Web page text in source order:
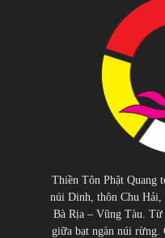
Thiền Tôn Phật Quang
núi Dinh, thôn Chu
Bà Rịa – Vũng Tàu. Từ
giữa bạt ngàn núi rừng.